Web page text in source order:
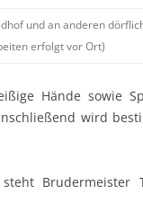
und an anderen
erfolgt vor Ort)
Hände sowie
wird